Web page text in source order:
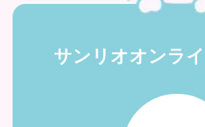
サンリオオンラ